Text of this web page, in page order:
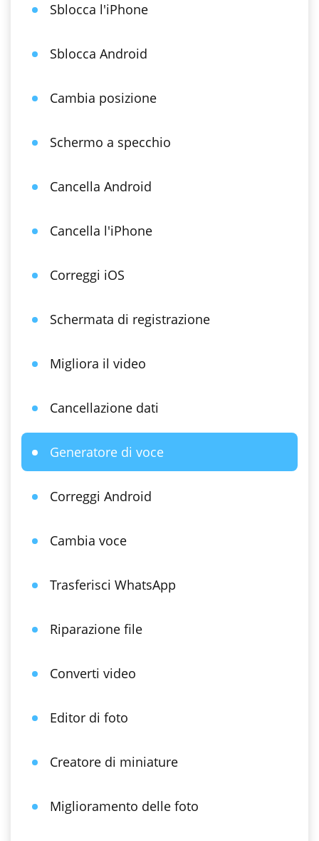
Sblocca l'iPhone
Sblocca Android
Cambia posizione
Schermo a specchio
Cancella Android
Cancella l'iPhone
Correggi iOS
Schermata di registrazione
Migliora il video
Cancellazione dati
Generatore di voce
Correggi Android
Cambia voce
Trasferisci WhatsApp
Riparazione file
Converti video
Editor di foto
Creatore di miniature
Miglioramento delle foto